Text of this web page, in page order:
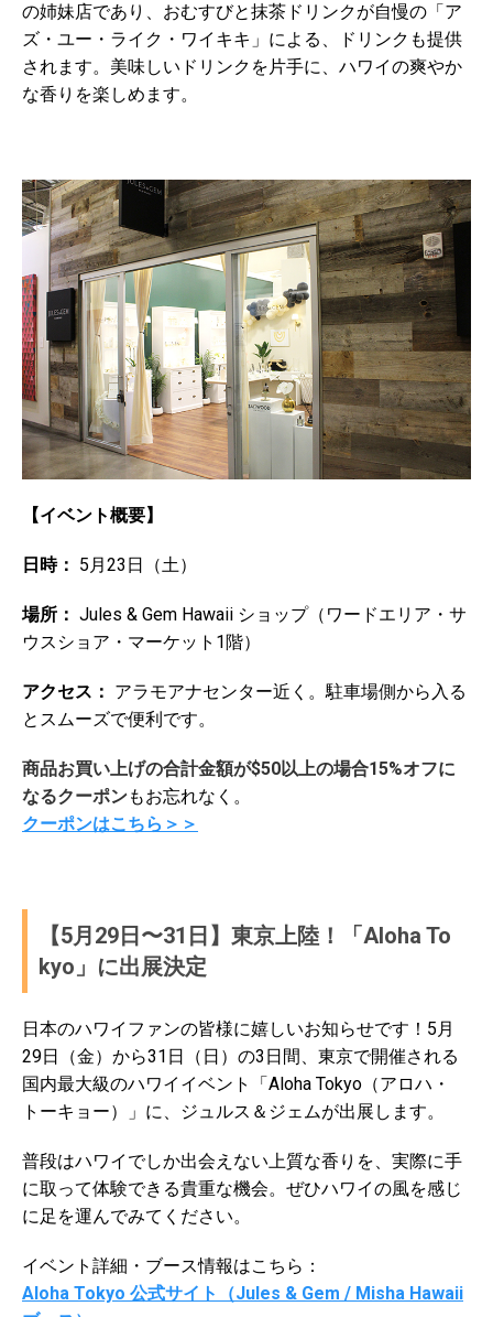
の姉妹店であり、おむすびと抹茶ドリンクが自慢の「ア
ズ・ユー・ライク・ワイキキ」による、ドリンクも提供
されます。美味しいドリンクを片手に、ハワイの爽やか
な香りを楽しめます。
【イベント概要】
日時： 5月23日（土）
場所： Jules & Gem Hawaii ショップ（ワードエリア・サ
ウスショア・マーケット1階）
アクセス： アラモアナセンター近く。駐車場側から入る
とスムーズで便利です。
商品お買い上げの合計金額が$50以上の場合15%オフに
なるクーポンもお忘れなく。
クーポンはこちら＞＞
【5月29日〜31日】東京上陸！「Aloha To
kyo」に出展決定
日本のハワイファンの皆様に嬉しいお知らせです！5月
29日（金）から31日（日）の3日間、東京で開催される
国内最大級のハワイイベント「Aloha Tokyo（アロハ・
トーキョー）」に、ジュルス＆ジェムが出展します。
普段はハワイでしか出会えない上質な香りを、実際に手
に取って体験できる貴重な機会。ぜひハワイの風を感じ
に足を運んでみてください。
イベント詳細・ブース情報はこちら：
Aloha Tokyo 公式サイト（Jules & Gem / Misha Hawaii